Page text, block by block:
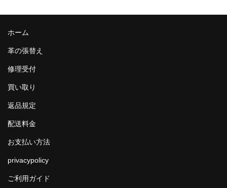
ホーム
革の張替え
修理受付
買い取り
返品規定
配送料金
お支払い方法
privacypolicy
ご利用ガイド